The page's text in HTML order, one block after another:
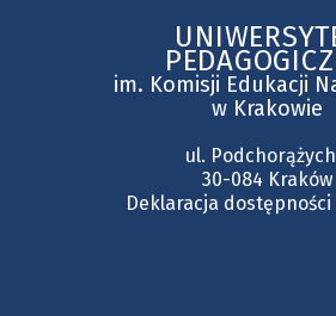
im. Komisji Edukacji
w Krakowie
ul.
30-084 Kraków
Deklaracja